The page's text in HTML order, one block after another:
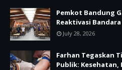
Pemkot Bandung
Reaktivasi
July 28, 2026
Farhan Tegaskan
Publik: